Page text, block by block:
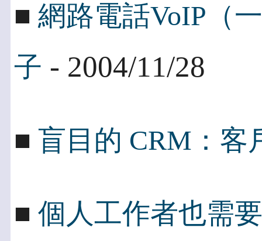
■ 網路電話VoIP（
子 - 2004/11/28
■ 盲目的 CRM：客
■ 個人工作者也需